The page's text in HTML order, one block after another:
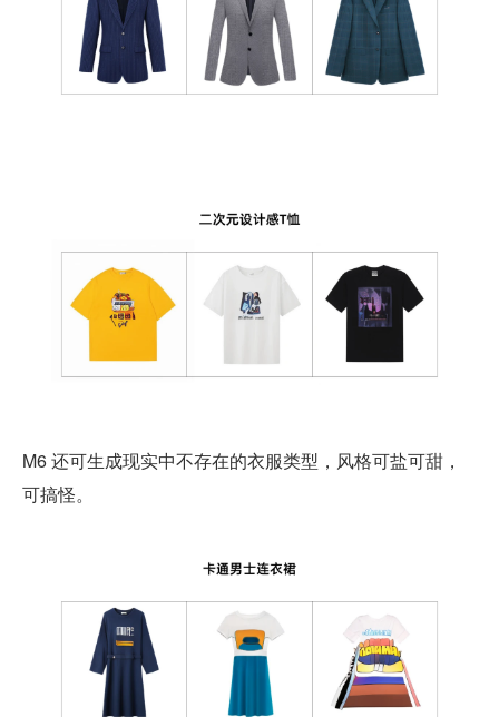
M6 还可生成现实中不存在的衣服类型，风格可盐可甜，
可搞怪。